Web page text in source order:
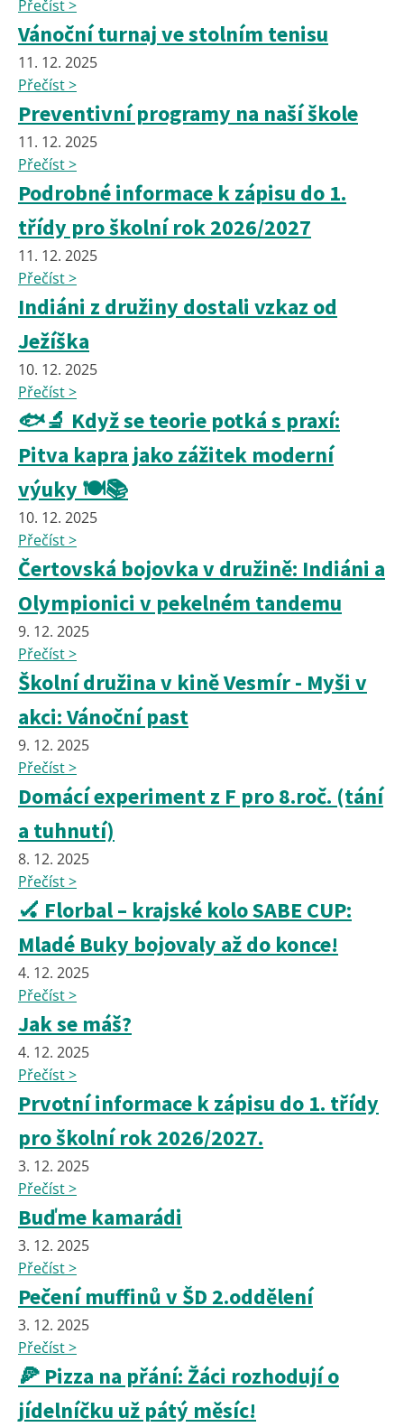
Přečíst >
Vánoční turnaj ve stolním tenisu
11. 12. 2025
Přečíst >
Preventivní programy na naší škole
11. 12. 2025
Přečíst >
Podrobné informace k zápisu do 1.
třídy pro školní rok 2026/2027
11. 12. 2025
Přečíst >
Indiáni z družiny dostali vzkaz od
Ježíška
10. 12. 2025
Přečíst >
🐟🔬 Když se teorie potká s praxí:
Pitva kapra jako zážitek moderní
výuky 🍽️📚
10. 12. 2025
Přečíst >
Čertovská bojovka v družině: Indiáni a
Olympionici v pekelném tandemu
9. 12. 2025
Přečíst >
Školní družina v kině Vesmír - Myši v
akci: Vánoční past
9. 12. 2025
Přečíst >
Domácí experiment z F pro 8.roč. (tání
a tuhnutí)
8. 12. 2025
Přečíst >
🏑 Florbal – krajské kolo SABE CUP:
Mladé Buky bojovaly až do konce!
4. 12. 2025
Přečíst >
Jak se máš?
4. 12. 2025
Přečíst >
Prvotní informace k zápisu do 1. třídy
pro školní rok 2026/2027.
3. 12. 2025
Přečíst >
Buďme kamarádi
3. 12. 2025
Přečíst >
Pečení muffinů v ŠD 2.oddělení
3. 12. 2025
Přečíst >
🍕 Pizza na přání: Žáci rozhodují o
jídelníčku už pátý měsíc!